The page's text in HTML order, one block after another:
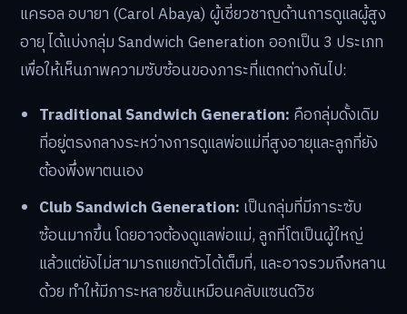
แครอล อบายา (Carol Abaya) ผู้เชี่ยวชาญด้านการดูแลผู้สูง
อายุ ได้แบ่งกลุ่ม Sandwich Generation ออกเป็น 3 ประเภท
เพื่อให้เห็นภาพความซับซ้อนของภาระที่แตกต่างกันไป:
Traditional Sandwich Generation: คือกลุ่มดั้งเดิม
ที่อยู่ตรงกลางระหว่างการดูแลพ่อแม่ที่สูงอายุและลูกที่ยัง
ต้องพึ่งพาตนเอง
Club Sandwich Generation: เป็นกลุ่มที่มีภาระซับ
ซ้อนมากขึ้น โดยอาจต้องดูแลพ่อแม่, ลูกที่โตเป็นผู้ใหญ่
แล้วแต่ยังไม่สามารถแยกตัวได้เต็มที่, และอาจรวมถึงหลาน
ด้วย ทำให้มีภาระหลายชั้นเหมือนคลับแซนด์วิช